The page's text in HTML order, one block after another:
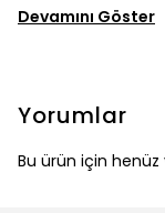
Devamını Göster
Yorumlar
Bu ürün için henüz